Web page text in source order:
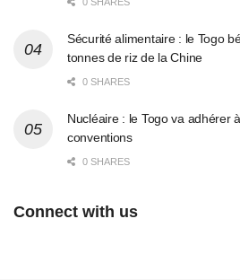
Sécurité alimentaire : le Togo
tonnes de riz de la Chine
0 SHARES
Nucléaire : le Togo va adhérer
conventions
0 SHARES
Connect with us